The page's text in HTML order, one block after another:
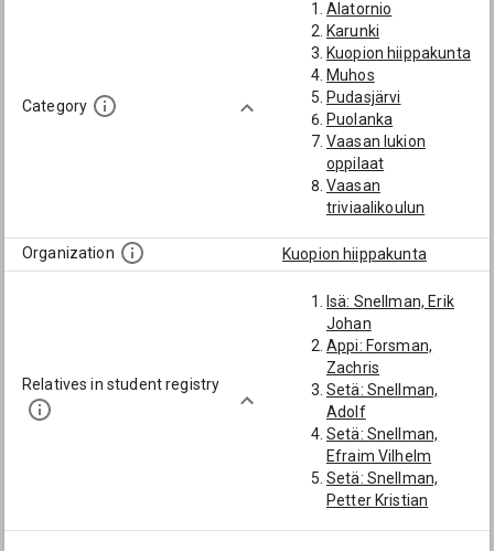
Category
Alatornio
Karunki
Kuopion hiippakunta
Muhos
Pudasjärvi
Puolanka
Vaasan lukion
oppilaat
Vaasan
triviaalikoulun
Organization
Kuopion hiippakunta
Relatives in student registry
Isä: Snellman, Erik
Johan
Appi: Forsman,
Zachris
Setä: Snellman,
Adolf
Setä: Snellman,
Efraim Vilhelm
Setä: Snellman,
Petter Kristian